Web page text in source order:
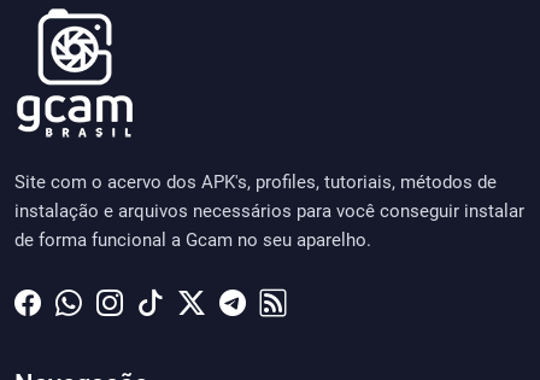
Site com o acervo dos APK's, profiles, tutoriais, métodos de
instalação e arquivos necessários para você conseguir instalar
de forma funcional a Gcam no seu aparelho.